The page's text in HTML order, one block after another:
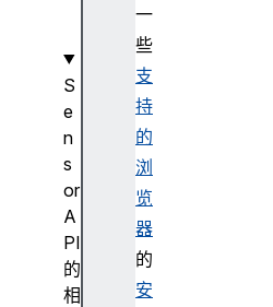
一
些
支
持
的
浏
览
器
的
安
S
e
n
s
or
A
PI
的
相